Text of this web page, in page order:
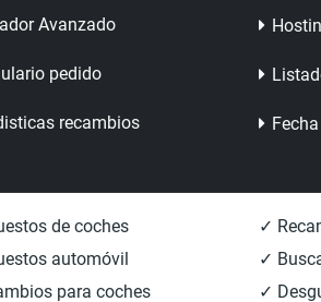
Avanzado
pedido
recambios
de coches
automóvil
para coches
✓
✓
✓